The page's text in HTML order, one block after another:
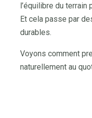
l’équilibre du terrain
Et cela passe par
durables.
Voyons comment
naturellement au